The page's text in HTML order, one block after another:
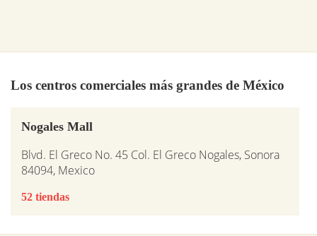
Los centros comerciales más grandes de México
Nogales Mall
Blvd. El Greco No. 45 Col. El Greco Nogales, Sonora
84094, Mexico
52 tiendas